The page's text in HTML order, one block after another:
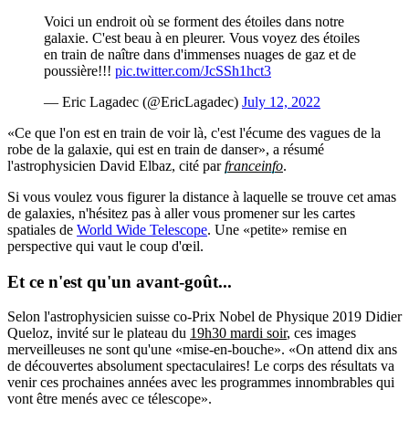
Voici un endroit où se forment des étoiles dans notre
galaxie. C'est beau à en pleurer. Vous voyez des étoiles
en train de naître dans d'immenses nuages de gaz et de
poussière!!! pic.twitter.com/JcSSh1hct3
— Eric Lagadec (@EricLagadec) July 12, 2022
«Ce que l'on est en train de voir là, c'est l'écume des vagues de la
robe de la galaxie, qui est en train de danser», a résumé
l'astrophysicien David Elbaz, cité parfranceinfo.
Si vous voulez vous figurer la distance à laquelle se trouve cet amas
de galaxies, n'hésitez pas à aller vous promener sur les cartes
spatiales de World Wide Telescope. Une «petite» remise en
perspective qui vaut le coup d'œil.
Et ce n'est qu'un avant-goût...
Selon l'astrophysicien suisse co-Prix Nobel de Physique 2019 Didier
Queloz, invité sur le plateau du 19h30 mardi soir, ces images
merveilleuses ne sont qu'une «mise-en-bouche». «On attend dix ans
de découvertes absolument spectaculaires! Le corps des résultats va
venir ces prochaines années avec les programmes innombrables qui
vont être menés avec ce télescope».